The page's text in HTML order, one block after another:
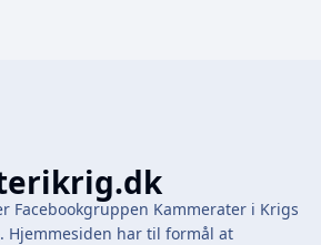
Facebookgruppen Kammerater i Krigs
Hjemmesiden har til formål at